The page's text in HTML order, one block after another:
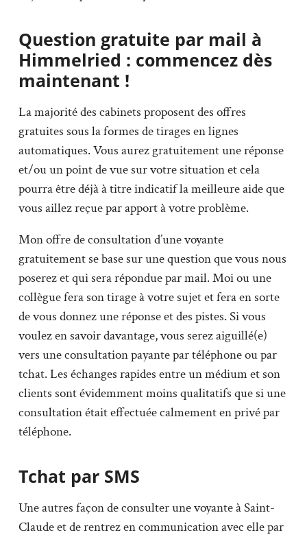
Question gratuite par mail à
Himmelried : commencez dès
maintenant !
La majorité des cabinets proposent des offres
gratuites sous la formes de tirages en lignes
automatiques. Vous aurez gratuitement une réponse
et/ou un point de vue sur votre situation et cela
pourra être déjà à titre indicatif la meilleure aide que
vous aillez reçue par apport à votre problème.
Mon offre de consultation d’une voyante
gratuitement se base sur une question que vous nous
poserez et qui sera répondue par mail. Moi ou une
collègue fera son tirage à votre sujet et fera en sorte
de vous donnez une réponse et des pistes. Si vous
voulez en savoir davantage, vous serez aiguillé(e)
vers une consultation payante par téléphone ou par
tchat. Les échanges rapides entre un médium et son
clients sont évidemment moins qualitatifs que si une
consultation était effectuée calmement en privé par
téléphone.
Tchat par SMS
Une autres façon de consulter une voyante à Saint-
Claude et de rentrez en communication avec elle par